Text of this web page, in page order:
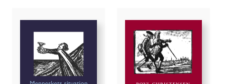
mennesker i de større fællesskaber.Forholdet til de tre
verdener bliver - i tre epiloger til hver af de bogens tre
hoveddele- illustreret gennem en dybtgående analyse af
Sigrid Undsets store romanKristin Lavransdatter.